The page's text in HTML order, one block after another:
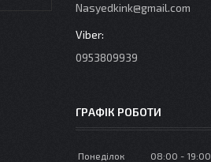
Nasyedkink@gmail.com
0953809939
ГРАФІК РОБОТИ
Понеділок 08:00
19:00